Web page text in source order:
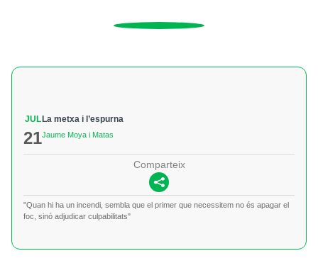
JUL
21
La metxa i l’espurna
Jaume Moya i Matas
Comparteix
"Quan hi ha un incendi, sembla que el primer que necessitem no és apagar el
foc, sinó adjudicar culpabilitats"